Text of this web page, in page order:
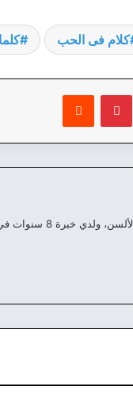
كلام فى الحب
بينتيريست
عملت في أكثر من 20 موقع مختلف علي مدار السنين الماضية.